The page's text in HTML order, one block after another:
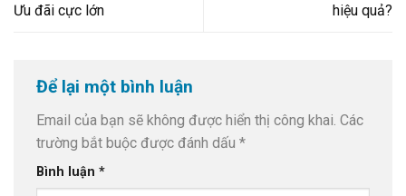
Ưu đãi cực lớn
hiệu quả?
Để lại một bình luận
Email của bạn sẽ không được hiển thị công khai. Các
trường bắt buộc được đánh dấu *
Bình luận *